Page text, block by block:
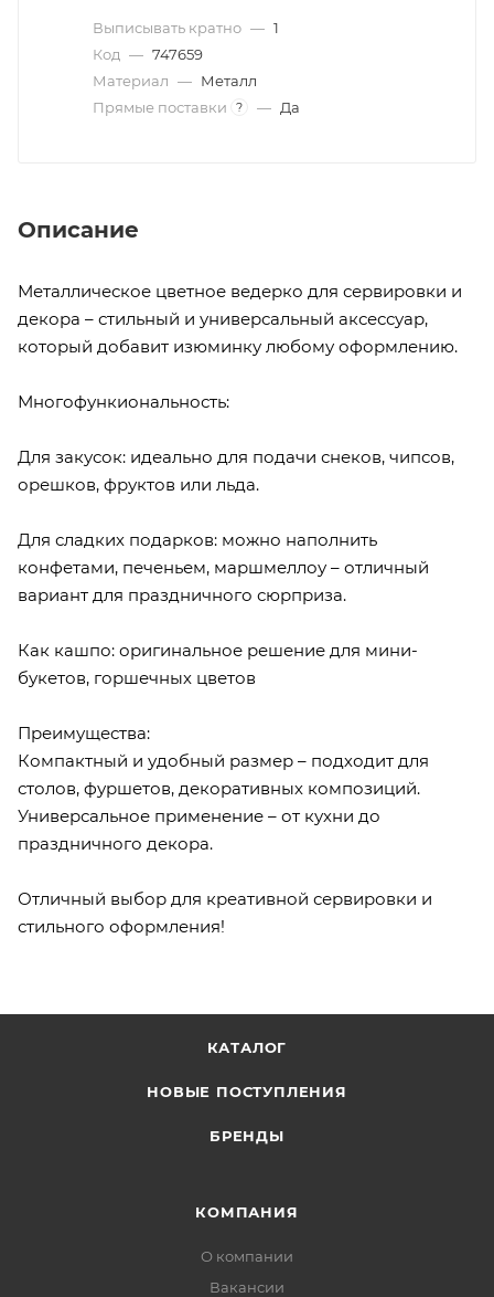
Выписывать кратно — 1
Код — 747659
Материал — Металл
Прямые поставки
? — Да
Описание
Металлическое цветное ведерко для сервировки и
декора – стильный и универсальный аксессуар,
который добавит изюминку любому оформлению.
Многофункиональность:
Для закусок: идеально для подачи снеков, чипсов,
орешков, фруктов или льда.
Для сладких подарков: можно наполнить
конфетами, печеньем, маршмеллоу – отличный
вариант для праздничного сюрприза.
Как кашпо: оригинальное решение для мини-
букетов, горшечных цветов
Преимущества:
Компактный и удобный размер – подходит для
столов, фуршетов, декоративных композиций.
Универсальное применение – от кухни до
праздничного декора.
Отличный выбор для креативной сервировки и
стильного оформления!
КАТАЛОГ
НОВЫЕ ПОСТУПЛЕНИЯ
БРЕНДЫ
КОМПАНИЯ
О компании
Вакансии